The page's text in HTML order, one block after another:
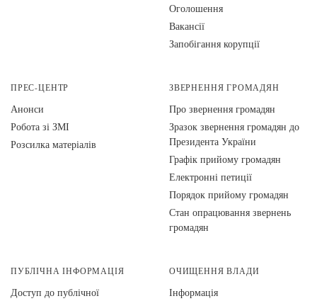
Оголошення
Вакансії
Запобігання корупції
ПРЕС-ЦЕНТР
Анонси
Робота зі ЗМІ
Розсилка матеріалів
ЗВЕРНЕННЯ ГРОМАДЯН
Про звернення громадян
Зразок звернення громадян до
Президента України
Графік прийому громадян
Електронні петиції
Порядок прийому громадян
Стан опрацювання звернень
громадян
ПУБЛІЧНА ІНФОРМАЦІЯ
Доступ до публічної
ОЧИЩЕННЯ ВЛАДИ
Інформація